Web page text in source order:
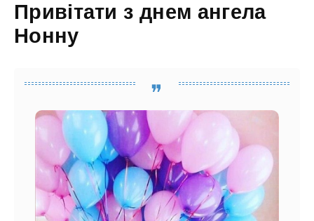
Привітати з днем ангела
Нонну